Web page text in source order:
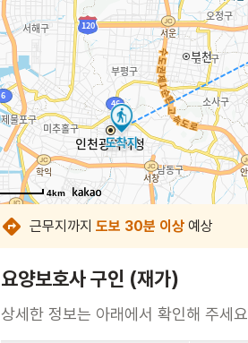
4km
4km
4km
4km
4km
4km
4km
4km
근무지까지 도보 30분 이상 예상
요양보호사 구인 (재가)
상세한 정보는 아래에서 확인해 주세요